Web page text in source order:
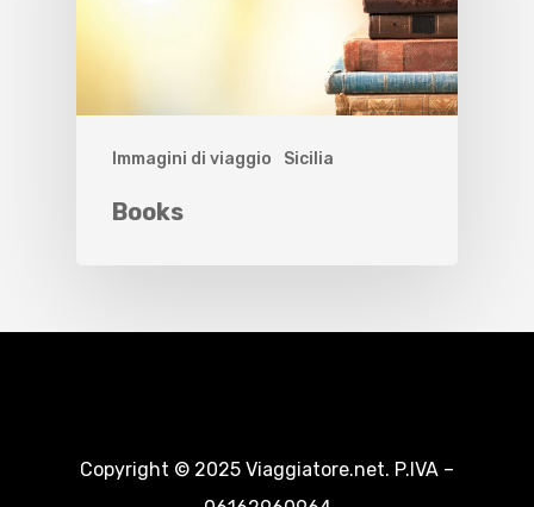
Immagini di viaggio Sicilia
Books
Copyright © 2025 Viaggiatore.net. P.IVA –